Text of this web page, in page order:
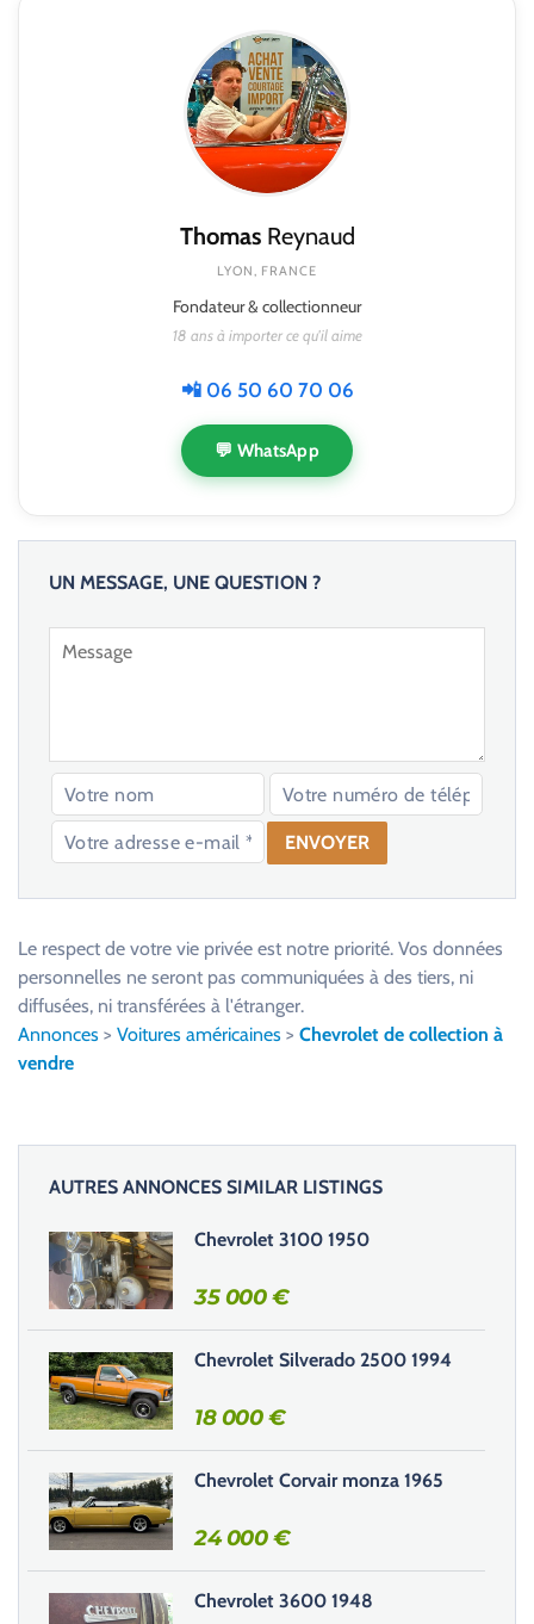
ThomasReynaud
LYON, FRANCE
Fondateur & collectionneur
18 ans à importer ce qu'il aime
📲 06 50 60 70 06
💬 WhatsApp
UN MESSAGE, UNE QUESTION ?
e
s
e
r
c
e
c
h
a
m
p
v
i
d
e
Le respect de votre vie privée est notre priorité. Vos données
personnelles ne seront pas communiquées à des tiers, ni
diffusées, ni transférées à l'étranger.
Annonces > Voitures américaines > Chevrolet de collection à
vendre
AUTRES ANNONCES SIMILAR LISTINGS
Chevrolet 3100 1950
35 000€
Chevrolet Silverado 2500 1994
18 000€
Chevrolet Corvair monza 1965
24 000€
Chevrolet 3600 1948